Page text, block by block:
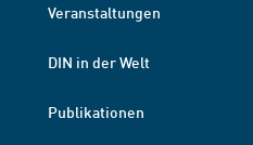
Veranstaltungen
DIN in der Welt
Publikationen